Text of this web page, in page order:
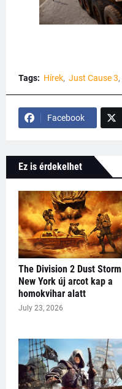
Tags: Hírek Just Cause 3
Facebook
Ez is érdekelhet
The Division 2 Dust
New York új arcot kap a
homokvihar alatt
July 23, 2026